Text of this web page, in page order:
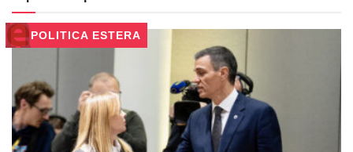
POLITICA ESTERA